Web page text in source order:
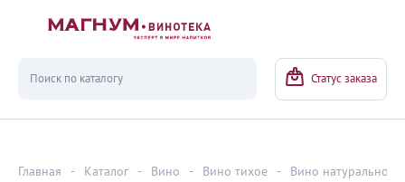
Статус заказа
Главная - Каталог - Вино - Вино тихое - Вино натуральное